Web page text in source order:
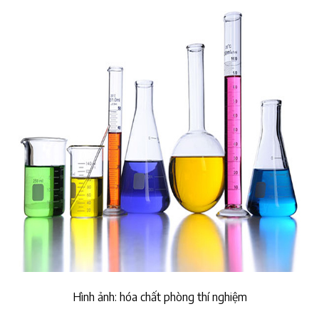
Hình ảnh: hóa chất phòng thí nghiệm